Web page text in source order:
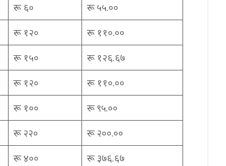
रू ६०
रू ५५.००
रू १२०
रू ११०.००
रू १५०
रू १२६.६७
रू १२०
रू ११०.००
रू १००
रू ९५.००
रू २२०
रू २००.००
रू ४००
रू ३७६.६७